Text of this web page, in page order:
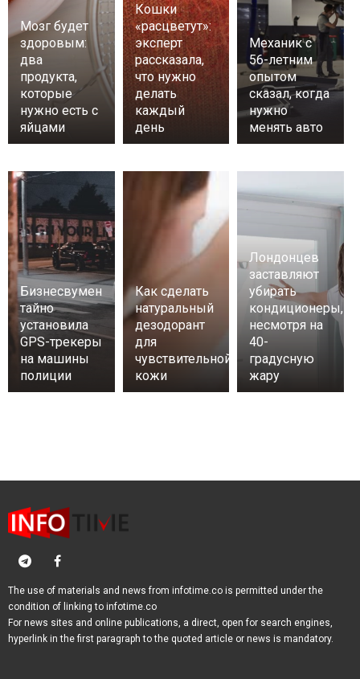
Мозг будет
здоровым:
два
продукта,
которые
нужно есть с
яйцами
Кошки
«расцветут»:
эксперт
рассказала,
что нужно
делать
каждый
день
Механик с
56-летним
опытом
сказал, когда
нужно
менять авто
Бизнесвумен
тайно
установила
GPS-трекеры
на машины
полиции
Как сделать
натуральный
дезодорант
для
чувствительной
кожи
Лондонцев
заставляют
убирать
кондиционеры,
несмотря на
40-
градусную
жару
The use of materials and news from infotime.co is permitted under the
condition of linking to infotime.co
For news sites and online publications, a direct, open for search engines,
hyperlink in the first paragraph to the quoted article or news is mandatory.